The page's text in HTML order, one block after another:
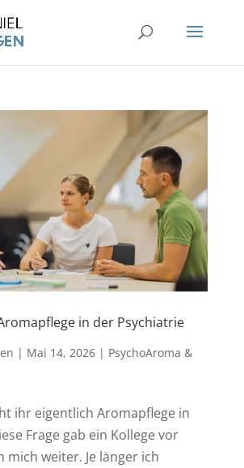
in der Psychiatrie
| Mai 14, 2026| PsychoAroma &
ihr eigentlich Aromapflege in
Frage gab ein Kollege vor
mich weiter. Je länger ich